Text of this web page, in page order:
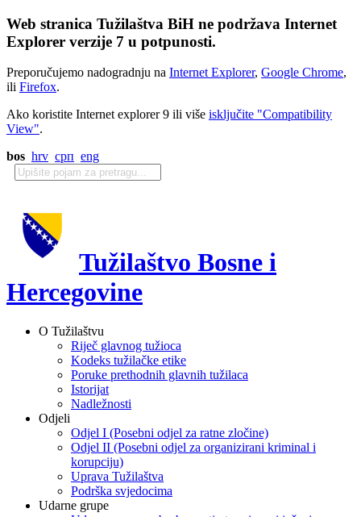
Web stranica Tužilaštva BiH ne podržava Internet
Explorer verzije 7 u potpunosti.
Preporučujemo nadogradnju na Internet Explorer, Google Chrome,
ili Firefox.
Ako koristite Internet explorer 9 ili više isključite "Compatibility
View".
bos hrv срп eng
Tužilaštvo Bosne i
Hercegovine
O Tužilaštvu
Riječ glavnog tužioca
Kodeks tužilačke etike
Poruke prethodnih glavnih tužilaca
Istorijat
Nadležnosti
Odjeli
Odjel I (Posebni odjel za ratne zločine)
Odjel II (Posebni odjel za organizirani kriminal i
korupciju)
Uprava Tužilaštva
Podrška svjedocima
Udarne grupe